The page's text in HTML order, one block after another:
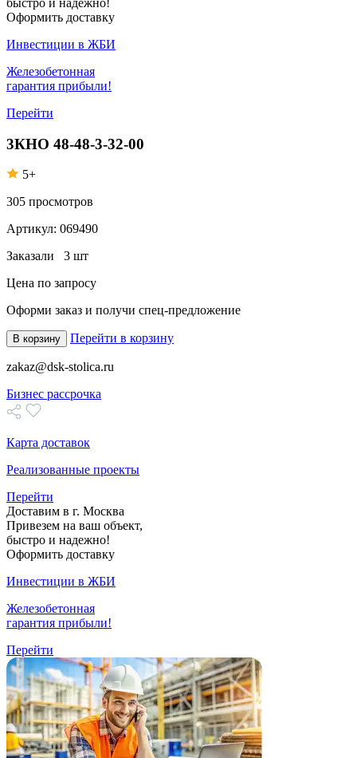
Оформить доставку
Инвестиции в ЖБИ
Железобетонная
гарантия прибыли!
Перейти
3КНО 48-48-3-32-00
5+
305 просмотров
Артикул: 069490
Заказали 3 шт
Цена по запросу
Оформи заказ и получи спец-предложение
В корзину Перейти в корзину
zakaz@dsk-stolica.ru
Бизнес рассрочка
Карта доставок
Реализованные проекты
Перейти
Доставим в г. Москва
Привезем на ваш объект,
быстро и надежно!
Оформить доставку
Инвестиции в ЖБИ
Железобетонная
гарантия прибыли!
Перейти